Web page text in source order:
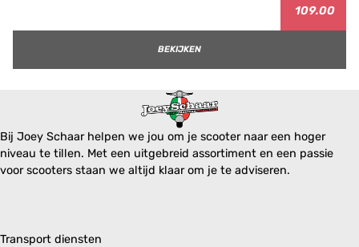
109.00
BEKIJKEN
Bij Joey Schaar helpen we jou om je scooter naar een hoger
niveau te tillen. Met een uitgebreid assortiment en een passie
voor scooters staan we altijd klaar om je te adviseren.
Transport diensten